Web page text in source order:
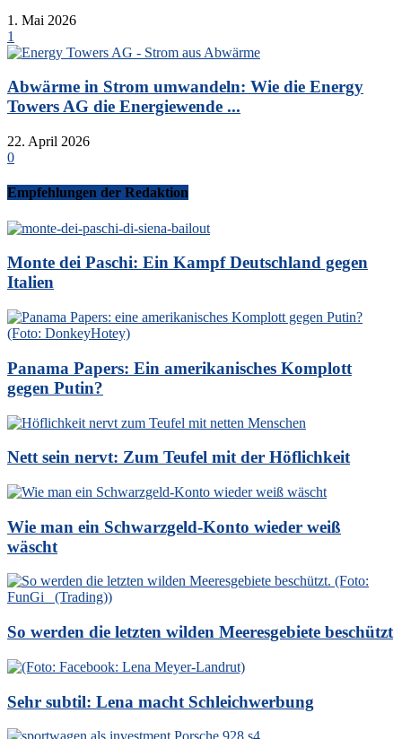
1. Mai 2026
1
Abwärme in Strom umwandeln: Wie die Energy
Towers AG die Energiewende ...
22. April 2026
0
Empfehlungen der Redaktion
Monte dei Paschi: Ein Kampf Deutschland gegen
Italien
Panama Papers: Ein amerikanisches Komplott
gegen Putin?
Nett sein nervt: Zum Teufel mit der Höflichkeit
Wie man ein Schwarzgeld-Konto wieder weiß
wäscht
So werden die letzten wilden Meeresgebiete beschützt
Sehr subtil: Lena macht Schleichwerbung